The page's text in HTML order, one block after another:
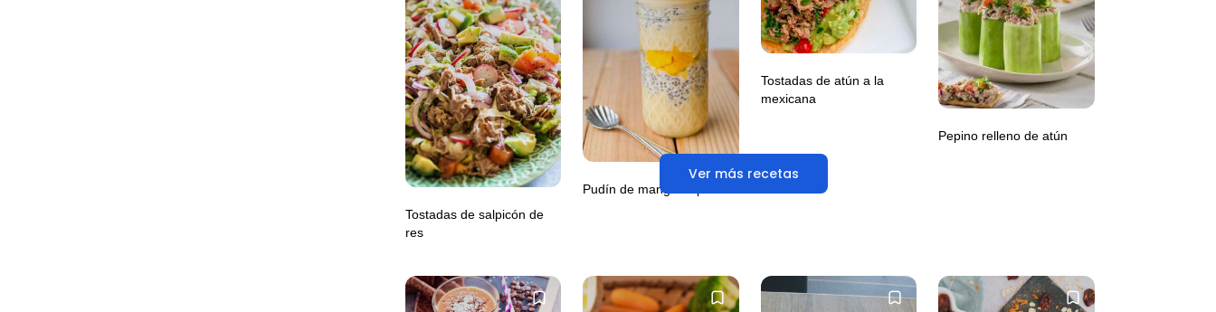
Ver más recetas
Tostadas de salpicón de
res
Pudín de mango tropical
Tostadas de atún a la
mexicana
Pepino relleno de atún